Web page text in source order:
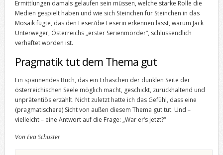
Ermittlungen damals gelaufen sein müssen, welche starke Rolle die
Medien gespielt haben und wie sich Steinchen für Steinchen in das
Mosaik fügte, das den Leser/die Leserin erkennen lässt, warum Jack
Unterweger, Österreichs „erster Serienmörder“, schlussendlich
verhaftet worden ist.
Pragmatik tut dem Thema gut
Ein spannendes Buch, das ein Erhaschen der dunklen Seite der
österreichischen Seele möglich macht, geschickt, zurückhaltend und
unprätentiös erzählt. Nicht zuletzt hatte ich das Gefühl, dass eine
(pragmatischere) Sicht von außen diesem Thema gut tut. Und –
vielleicht – eine Antwort auf die Frage: „War er‘s jetzt?“
Von Eva Schuster